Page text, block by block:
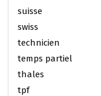
suisse
swiss
technicien
temps partiel
thales
tpf